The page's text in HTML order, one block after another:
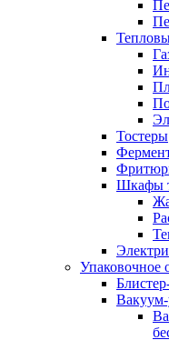
Тостеры
Шкафы
Упаковочное
Вакуум-